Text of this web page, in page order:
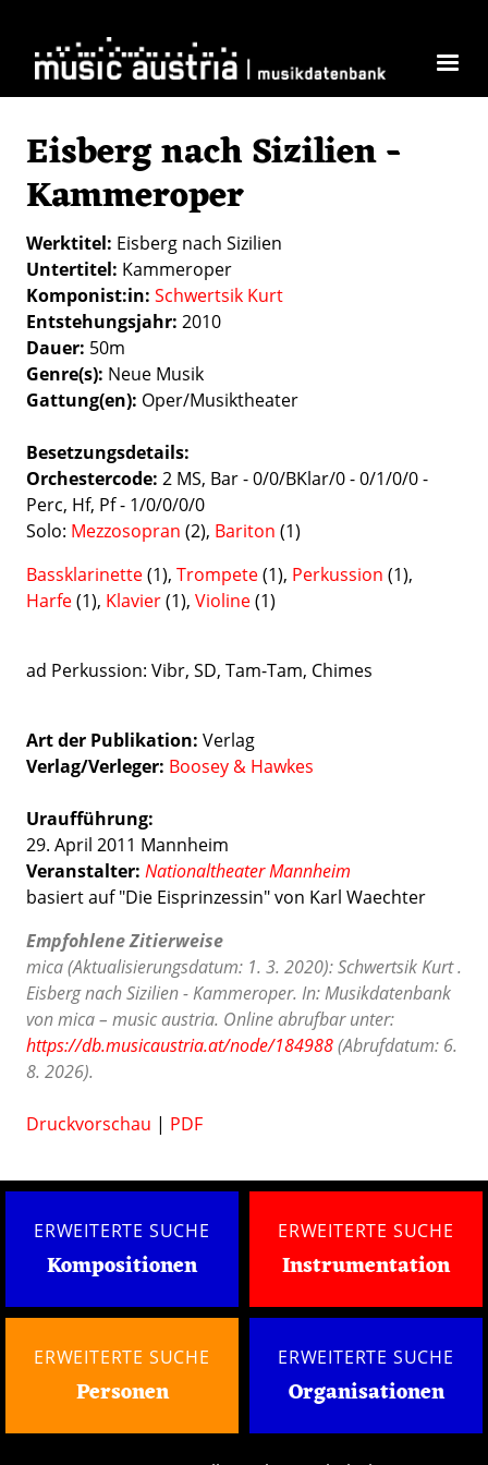
Eisberg nach Sizilien -
Kammeroper
Werktitel Eisberg nach Sizilien
Untertitel Kammeroper
Komponist:in Schwertsik Kurt
Entstehungsjahr 2010
Dauer 50m
Genre(s) Neue Musik
Gattung(en) Oper/Musiktheater
Besetzungsdetails
Orchestercode: 2 MS, Bar - 0/0/BKlar/0 - 0/1/0/0 -
Perc, Hf, Pf - 1/0/0/0/0
Solo: Mezzosopran (2), Bariton (1)
Bassklarinette(1), Trompete(1), Perkussion (1),
Harfe(1), Klavier(1), Violine(1)
ad Perkussion: Vibr, SD, Tam-Tam, Chimes
Art der Publikation Verlag
Verlag/Verleger Boosey & Hawkes
Uraufführung:
29. April 2011 Mannheim
Veranstalter: Nationaltheater Mannheim
basiert auf "Die Eisprinzessin" von Karl Waechter
Empfohlene Zitierweise
mica (Aktualisierungsdatum: 1. 3. 2020): Schwertsik Kurt .
Eisberg nach Sizilien - Kammeroper. In: Musikdatenbank
von mica – music austria. Online abrufbar unter:
https://db.musicaustria.at/node/184988(Abrufdatum: 6.
8. 2026).
Druckvorschau | PDF
ERWEITERTE SUCHE
Kompositionen
ERWEITERTE SUCHE
Instrumentation
ERWEITERTE SUCHE
Personen
ERWEITERTE SUCHE
Organisationen